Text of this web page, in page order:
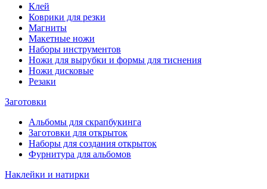
Клей
Коврики для резки
Магниты
Макетные ножи
Наборы инструментов
Ножи для вырубки и формы для тиснения
Ножи дисковые
Резаки
Заготовки
Альбомы для скрапбукинга
Заготовки для открыток
Наборы для создания открыток
Фурнитура для альбомов
Наклейки и натирки